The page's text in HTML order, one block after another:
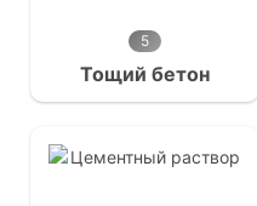
5
Тощий бетон